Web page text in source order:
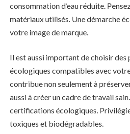
consommation d’eau réduite.
matériaux utilisés. Une démarche
votre image de marque.
Il est aussi important de choisir
écologiques compatibles avec
contribue non seulement à
aussi à créer un cadre de travail
certifications écologiques.
toxiques et biodégradables.